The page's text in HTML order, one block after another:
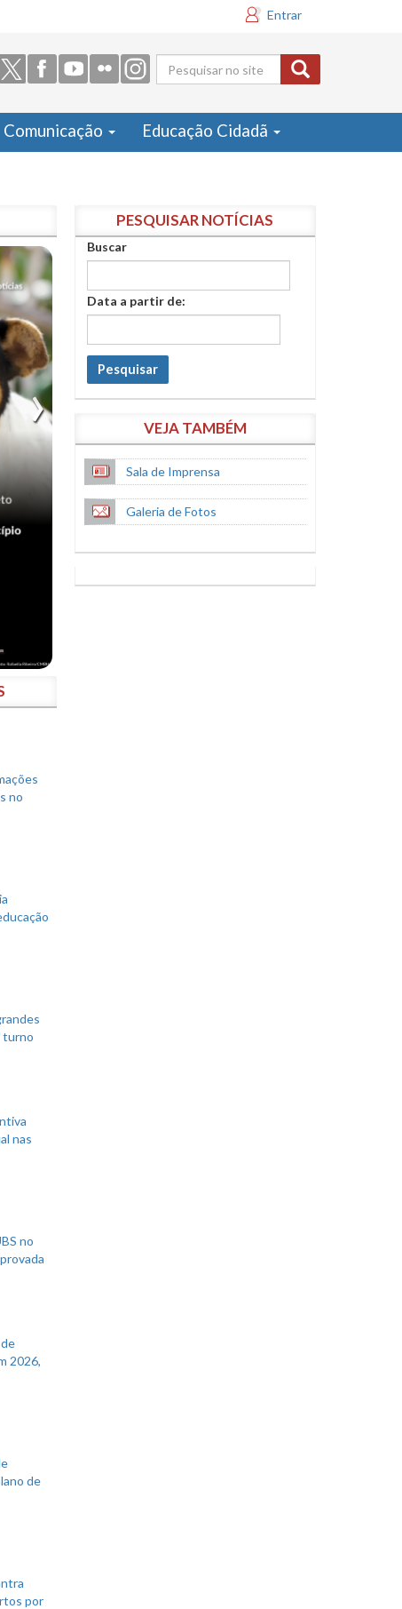
Entrar
Formulário
de busca
Comunicação Educação Cidadã
no
turno
nas
no
2026,
de
por
PESQUISAR NOTÍCIAS
Buscar
Data a partir de:
Pesquisar
VEJA TAMBÉM
Sala de Imprensa
Galeria de Fotos